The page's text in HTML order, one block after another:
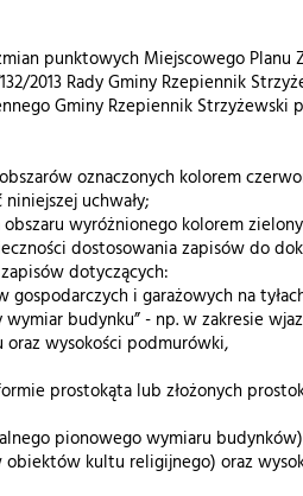
punktowych Miejscowego
2013 Rady Gminy Rzepiennik
Gminy Rzepiennik Strzyżewski
oznaczonych kolorem
uchwały;
wyróżnionego kolorem
dostosowania zapisów do
dotyczących:
i garażowych na
budynku” - np. w zakresie
wysokości podmurówki,
prostokąta lub złożonych
pionowego wymiaru
obiektów kultu religijnego) oraz